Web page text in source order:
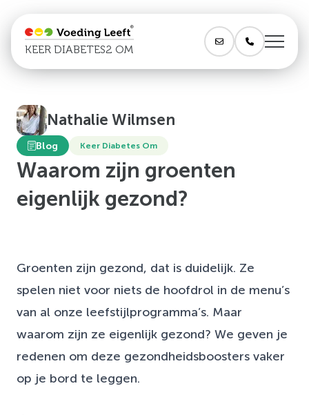
KEER DIABETES2 OM
Nathalie Wilmsen
Blog Keer Diabetes Om
Waarom zijn groenten
eigenlijk gezond?
Groenten zijn gezond, dat is duidelijk. Ze
spelen niet voor niets de hoofdrol in de menu’s
van al onze leefstijlprogramma’s. Maar
waarom zijn ze eigenlijk gezond? We geven je
redenen om deze gezondheidsboosters vaker
op je bord te leggen.